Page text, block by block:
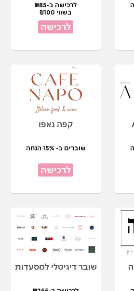
לרכישה ב-₪85
בשווי ₪100
לרכישה
קפה נאפו
שוברים ב- 15% הנחה
לרכישה
שובר דיגיטלי למסעדות